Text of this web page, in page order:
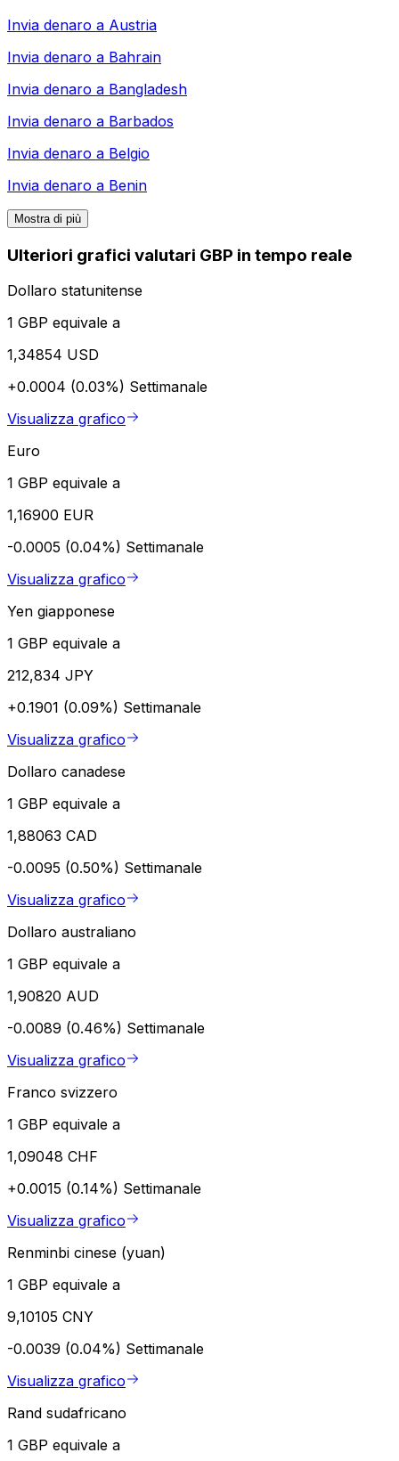
Invia denaro a Austria
Invia denaro a Bahrain
Invia denaro a Bangladesh
Invia denaro a Barbados
Invia denaro a Belgio
Invia denaro a Benin
Mostra di più
Ulteriori grafici valutari GBP in tempo reale
Dollaro statunitense
1 GBP equivale a
1,34854 USD
+0.0004 (0.03%) Settimanale
Visualizza grafico
Euro
1 GBP equivale a
1,16900 EUR
-0.0005 (0.04%) Settimanale
Visualizza grafico
Yen giapponese
1 GBP equivale a
212,834 JPY
+0.1901 (0.09%) Settimanale
Visualizza grafico
Dollaro canadese
1 GBP equivale a
1,88063 CAD
-0.0095 (0.50%) Settimanale
Visualizza grafico
Dollaro australiano
1 GBP equivale a
1,90820 AUD
-0.0089 (0.46%) Settimanale
Visualizza grafico
Franco svizzero
1 GBP equivale a
1,09048 CHF
+0.0015 (0.14%) Settimanale
Visualizza grafico
Renminbi cinese (yuan)
1 GBP equivale a
9,10105 CNY
-0.0039 (0.04%) Settimanale
Visualizza grafico
Rand sudafricano
1 GBP equivale a